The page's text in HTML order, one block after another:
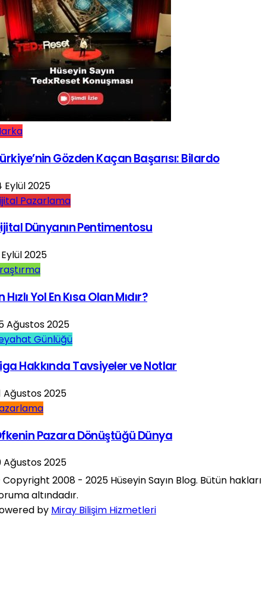
Gözden Kaçan Başarısı: Bilardo
Eylül 2025
Pazarlama
Dünyanın Pentimentosu
2025
Hızlı Yol En Kısa Olan Mıdır?
Ağustos 2025
Günlüğü
Hakkında Tavsiyeler ve Notlar
Ağustos 2025
Pazara Dönüştüğü Dünya
Ağustos 2025
2008 - 2025 Hüseyin Sayın Blog. Bütün hakları
altındadır.
by Miray Bilişim Hizmetleri